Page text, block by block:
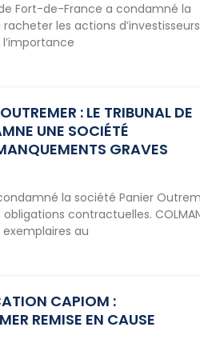
Fort-de-France a condamné la
les actions d’investisseurs
: LE TRIBUNAL DE
UNE SOCIÉTÉ
GRAVES
la société Panier
contractuelles.
au
CAPIOM :
REMISE EN CAUSE